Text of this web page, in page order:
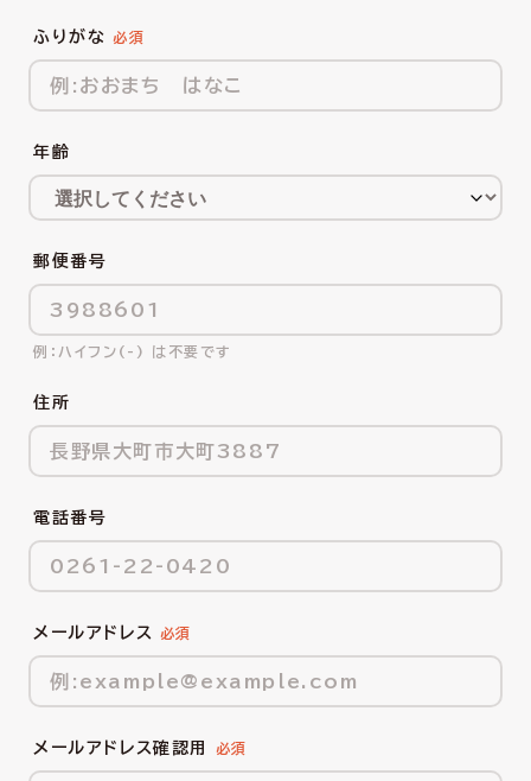
ふりがな
年齢
郵便番号
ハイフン(-) は不要です
住所
電話番号
メールアドレス
メールアドレス確認用